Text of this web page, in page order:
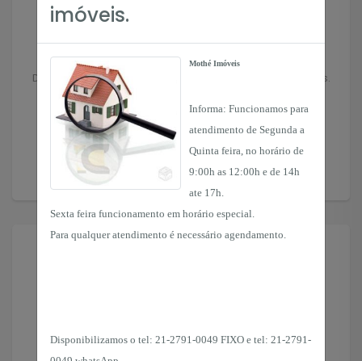
imóveis.
Mothé Imóveis
Informa: Funcionamos para
atendimento de Segunda a
Quinta feira, no horário de
9:00h as 12:00h e de 14h
ate 17h.
Sexta feira funcionamento em horário especial.
Para qualquer atendimento é necessário agendamento.
Disponibilizamos o tel: 21-2791-0049 FIXO e tel: 21-2791-
Anuncie seu Imóvel
Deixe seu imóvel nas mãos de profissionais experientes.
Anunciar
Solicitar Imóvel